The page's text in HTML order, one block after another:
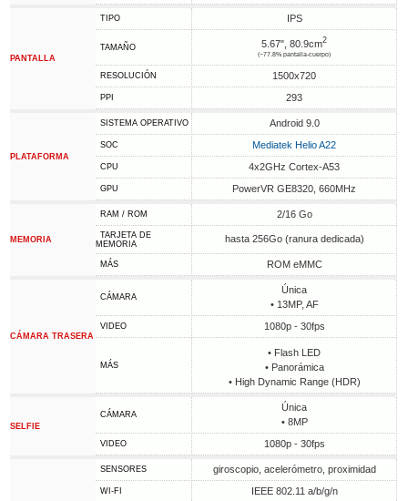
PANTALLA
TIPO IPS
TAMAÑO 5.67", 80.9cm2
(~77.8% pantalla-cuerpo)
RESOLUCIÓN 1500x720
PPI 293
PLATAFORMA
SISTEMA OPERATIVO Android 9.0
SOC Mediatek Helio A22
CPU 4x2GHz Cortex-A53
GPU PowerVR GE8320, 660MHz
MEMORIA
RAM / ROM 2/16 Go
TARJETA DE
MEMORIA
hasta 256Go (ranura dedicada)
MÁS ROM eMMC
CÁMARA TRASERA
CÁMARA
Única
• 13MP, AF
VIDEO 1080p - 30fps
MÁS
• Flash LED
• Panorámica
• High Dynamic Range (HDR)
SELFIE
CÁMARA
Única
• 8MP
VIDEO 1080p - 30fps
SENSORES giroscopio, acelerómetro, proximidad
WI-FI IEEE 802.11 a/b/g/n